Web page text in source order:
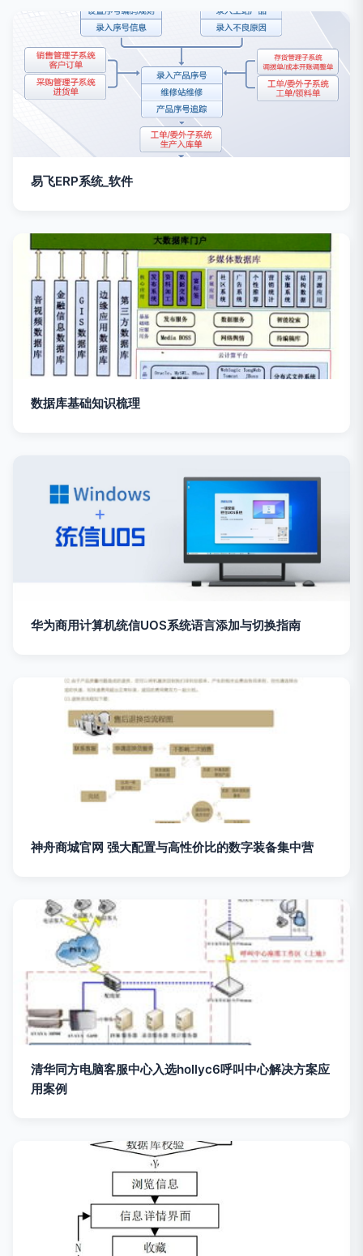
易飞ERP系统_软件
数据库基础知识梳理
华为商用计算机统信UOS系统语言添加与切换指南
神舟商城官网 强大配置与高性价比的数字装备集中营
清华同方电脑客服中心入选hollyc6呼叫中心解决方案应
用案例